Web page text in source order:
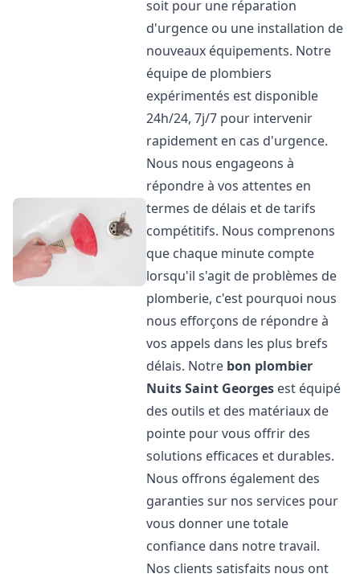
soit pour une réparation
d'urgence ou une installation de
nouveaux équipements. Notre
équipe de plombiers
expérimentés est disponible
24h/24, 7j/7 pour intervenir
rapidement en cas d'urgence.
Nous nous engageons à
répondre à vos attentes en
termes de délais et de tarifs
compétitifs. Nous comprenons
que chaque minute compte
lorsqu'il s'agit de problèmes de
plomberie, c'est pourquoi nous
nous efforçons de répondre à
vos appels dans les plus brefs
délais. Notre bon plombier
Nuits Saint Georges est équipé
des outils et des matériaux de
pointe pour vous offrir des
solutions efficaces et durables.
Nous offrons également des
garanties sur nos services pour
vous donner une totale
confiance dans notre travail.
Nos clients satisfaits nous ont